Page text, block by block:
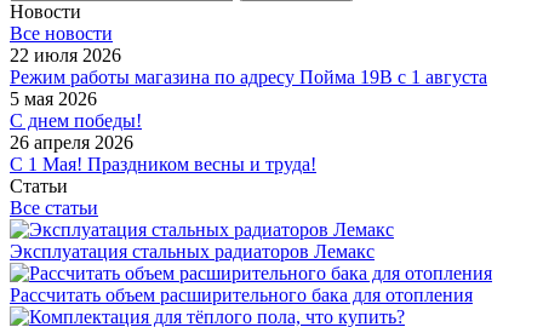
Новости
Все новости
22 июля 2026
Режим работы магазина по адресу Пойма 19В с 1 августа
5 мая 2026
С днем победы!
26 апреля 2026
С 1 Мая! Праздником весны и труда!
Статьи
Все статьи
Эксплуатация стальных радиаторов Лемакс
Рассчитать объем расширительного бака для отопления